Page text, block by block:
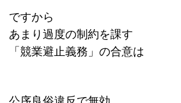
ですから
あまり過度の制約を課す
「競業避止義務」の合意は